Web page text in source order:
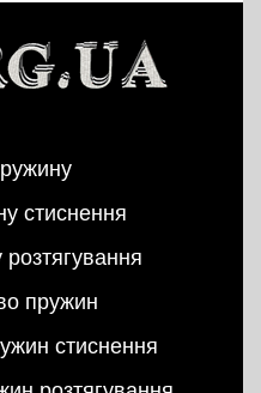
стиснення
пружин
стиснення